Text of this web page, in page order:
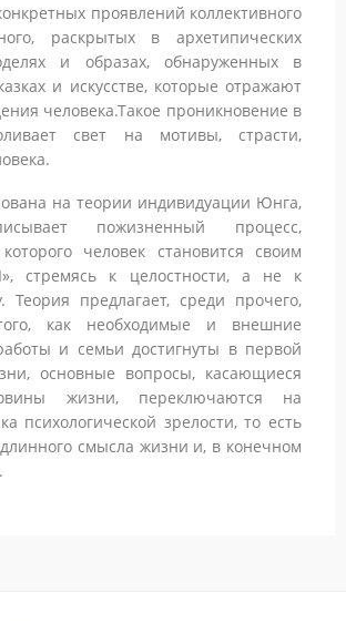
проявлений коллективного
раскрытых в архетипических
и образах, обнаруженных в
и искусстве, которые отражают
человека.Такое проникновение в
свет на мотивы, страсти,
на теории индивидуации Юнга,
пожизненный процесс,
человек становится своим
стремясь к целостности, а не к
Теория предлагает, среди прочего,
как необходимые и внешние
и семьи достигнуты в первой
основные вопросы, касающиеся
жизни, переключаются на
психологической зрелости, то есть
смысла жизни и, в конечном